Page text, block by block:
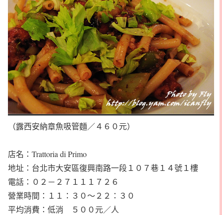
（露西安納章魚吸管麵／４６０元）
店名：Trattoria di Primo
地址：台北市大安區復興南路一段１０７巷１４號１樓
電話：０２－２７１１１７２６
營業時間：１１：３０～２２：３０
平均消費：低消 ５００元／人